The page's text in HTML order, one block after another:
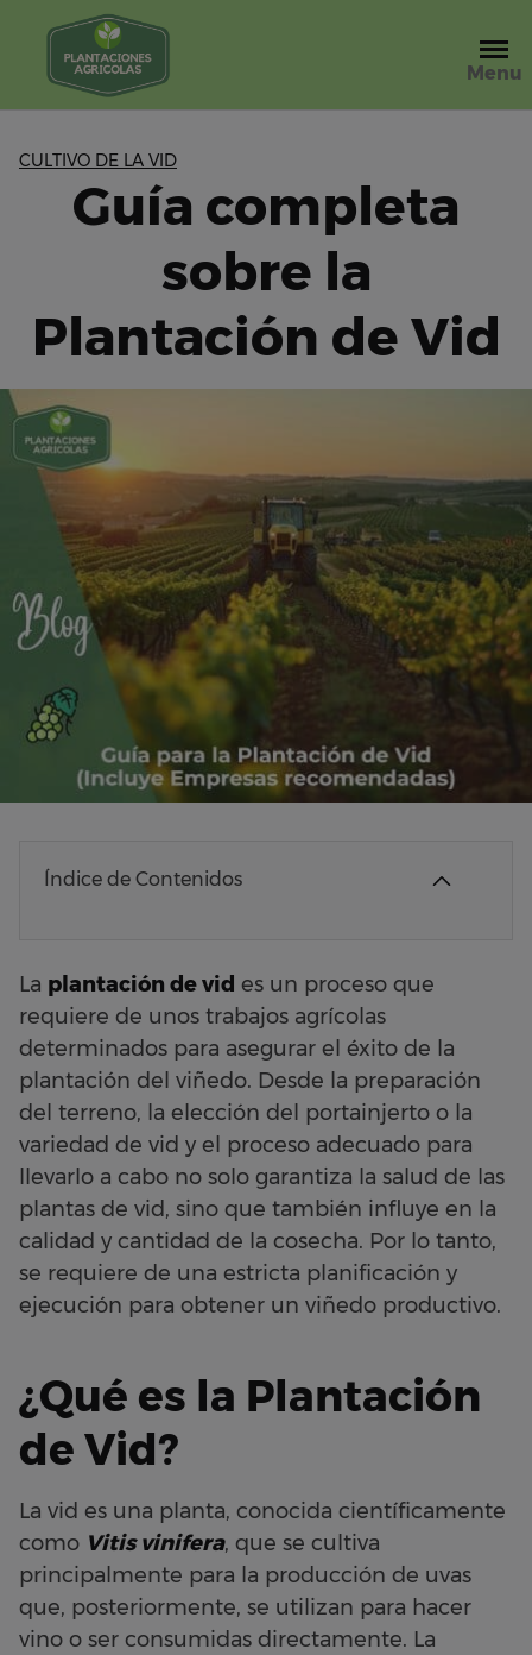
contenido
Menu
CULTIVO DE LA VID
Guía completa
sobre la
Plantación de Vid
Índice de Contenidos
La plantación de vid es un proceso que
requiere de unos trabajos agrícolas
determinados para asegurar el éxito de la
plantación del viñedo. Desde la preparación
del terreno, la elección del portainjerto o la
variedad de vid y el proceso adecuado para
llevarlo a cabo no solo garantiza la salud de las
plantas de vid, sino que también influye en la
calidad y cantidad de la cosecha. Por lo tanto,
se requiere de una estricta planificación y
ejecución para obtener un viñedo productivo.
¿Qué es la Plantación
de Vid?
La vid es una planta, conocida científicamente
como Vitis vinifera, que se cultiva
principalmente para la producción de uvas
que, posteriormente, se utilizan para hacer
vino o ser consumidas directamente. La